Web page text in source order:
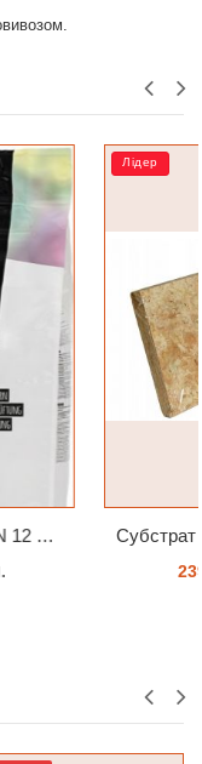
Субстрат Trixie Пресований мох сфагнум з Німеччини для орхідей та тераріумів 100 г